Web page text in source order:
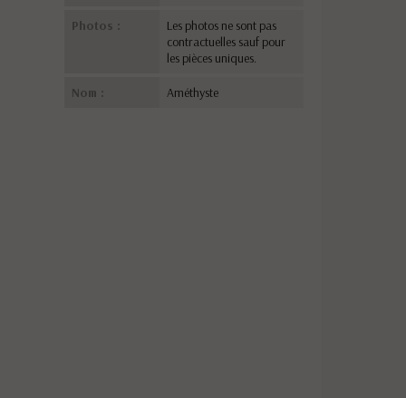
Photos :
Les photos ne sont pas
contractuelles sauf pour
les pièces uniques.
Nom : Améthyste